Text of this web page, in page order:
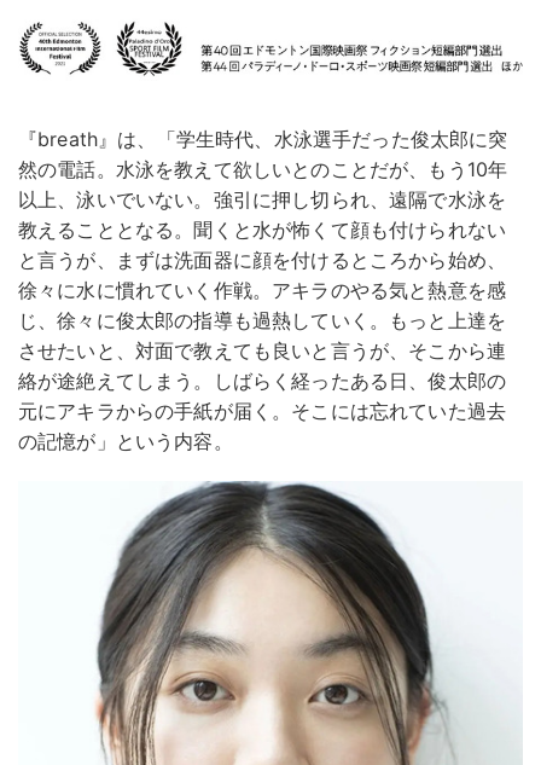
『breath』は、「学生時代、水泳選手だった俊太郎に突
然の電話。水泳を教えて欲しいとのことだが、もう10年
以上、泳いでいない。強引に押し切られ、遠隔で水泳を
教えることとなる。聞くと水が怖くて顔も付けられない
と言うが、まずは洗面器に顔を付けるところから始め、
徐々に水に慣れていく作戦。アキラのやる気と熱意を感
じ、徐々に俊太郎の指導も過熱していく。もっと上達を
させたいと、対面で教えても良いと言うが、そこから連
絡が途絶えてしまう。しばらく経ったある日、俊太郎の
元にアキラからの手紙が届く。そこには忘れていた過去
の記憶が」という内容。